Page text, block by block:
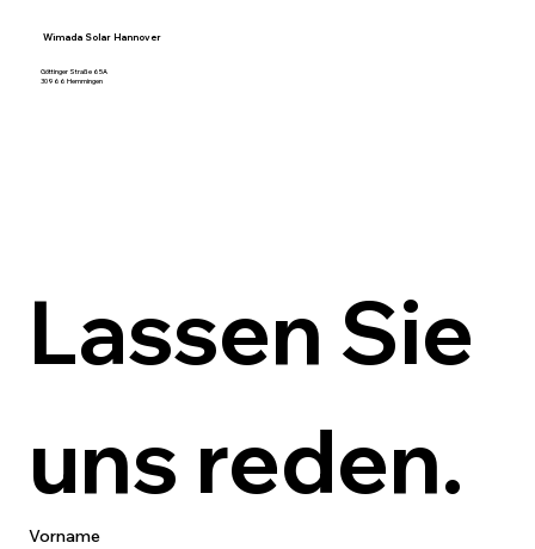
Göttinger Straße 65A
30966 Hemmingen
Wimada Solar Hannover
Lassen Sie
uns reden.
Vorname